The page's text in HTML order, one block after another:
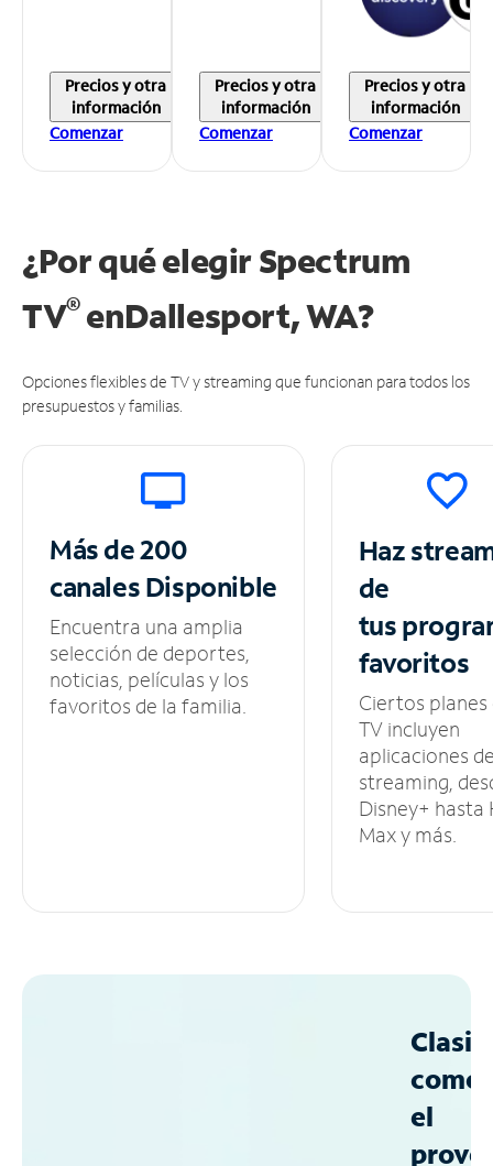
Precios y otra
información
Comenzar
Precios y otra
información
Comenzar
Precios y otra
información
Comenzar
¿Por qué elegir Spectrum
TV®enDallesport, WA?
Opciones flexibles de TV y streaming que funcionan para todos los
presupuestos y familias.
Más de 200
canalesDisponible
Encuentra una amplia
selección de deportes,
noticias, películas y los
favoritos de la familia.
Haz
de
tus
favoritos
Ciertos planes
TV incluyen
aplicaciones
streaming,
Disney+ hasta
Max y más.
como
el